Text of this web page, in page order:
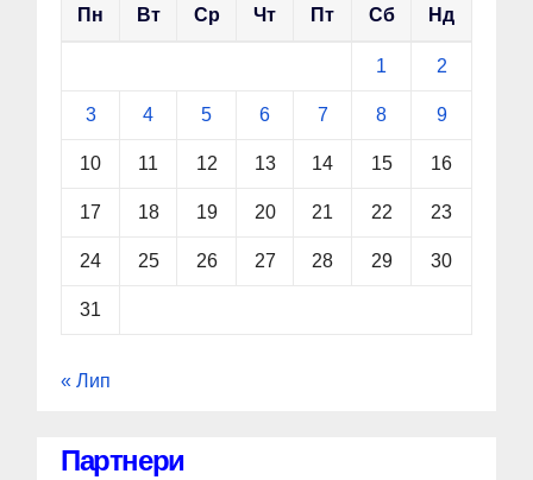
Пн Вт Ср Чт Пт Сб Нд
1 2
3 4 5 6 7 8 9
10 11 12 13 14 15 16
17 18 19 20 21 22 23
24 25 26 27 28 29 30
31
« Лип
Партнери